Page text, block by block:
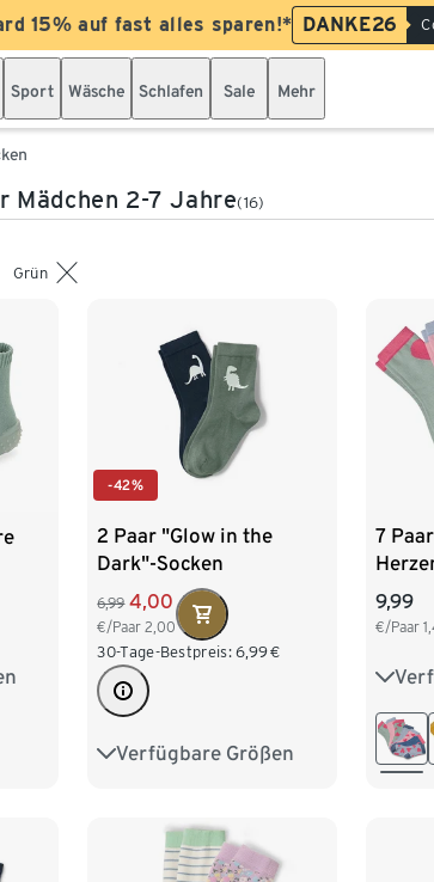
15% auf fast alles sparen!* DANKE26
Sport Wäsche Schlafen Sale Mehr
Mädchen 2-7 Jahre(16)
Grün
-42%
2 Paar "Glow in the
Dark"-Socken
6,99 4,00
€/Paar2,00
30-Tage-Bestpreis: 6,99€
Verfügbare Größen
23-26 27-30 31-34
7
9,99
€/Paar
23-26